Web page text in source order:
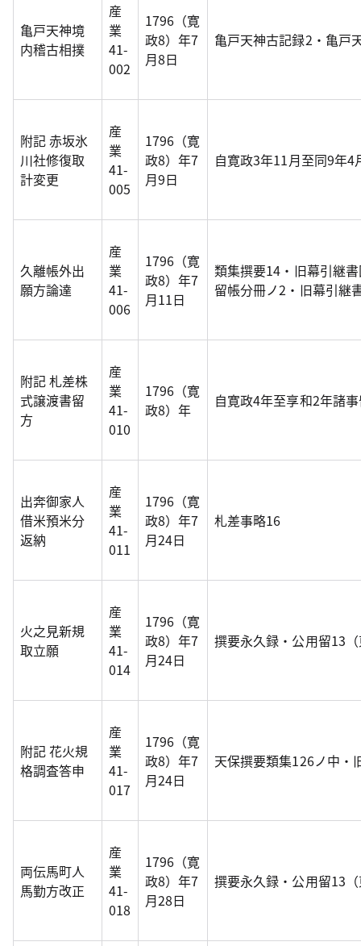
亀戸天神境
内稽古相撲
産
業
41-
002
1796（寛
政8）年7
月8日
亀戸天神古記録2・亀戸
附記 赤坂氷
川社修復取
計変更
産
業
41-
005
1796（寛
政8）年7
月9日
自寛政3年11月至同9年
久離帳外出
願方論達
産
業
41-
006
1796（寛
政8）年7
月11日
類集撰要14・旧幕引継
留帳分冊ノ2・旧幕引継
附記 札差株
式譲渡書留
方
産
業
41-
010
1796（寛
政8）年
自寛政4年至享和2年諸
出奔御家人
借米預米分
返納
産
業
41-
011
1796（寛
政8）年7
月24日
札差事略16
火之見新規
取立願
産
業
41-
014
1796（寛
政8）年7
月24日
撰要永久録・公用留13
附記 花火規
格調査答申
産
業
41-
017
1796（寛
政8）年7
月24日
天保撰要類集126ノ中・
両伝馬町人
馬勤方改正
産
業
41-
018
1796（寛
政8）年7
月28日
撰要永久録・公用留13